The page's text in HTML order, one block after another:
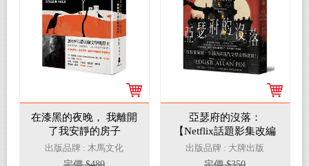
在漆黑的夜晚， 我離開
了我安靜的房子
出版品牌 : 木馬文化
亞瑟府的沒落：
【Netflix話題影集改編
原著】人性邪念的極致
洞察，愛倫坡驚悚短篇
出版品牌 : 大牌出版